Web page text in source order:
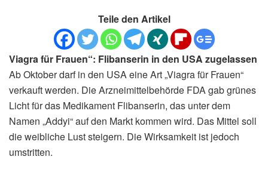
Teile den Artikel
Viagra für Frauen“: Flibanserin in den USA zugelassen
Ab Oktober darf in den USA eine Art „Viagra für Frauen“
verkauft werden. Die Arzneimittelbehörde FDA gab grünes
Licht für das Medikament Flibanserin, das unter dem
Namen „Addyi“ auf den Markt kommen wird. Das Mittel soll
die weibliche Lust steigern. Die Wirksamkeit ist jedoch
umstritten.